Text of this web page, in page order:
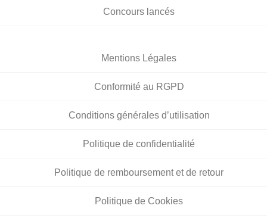
Concours lancés
Mentions Légales
Conformité au RGPD
Conditions générales d’utilisation
Politique de confidentialité
Politique de remboursement et de retour
Politique de Cookies